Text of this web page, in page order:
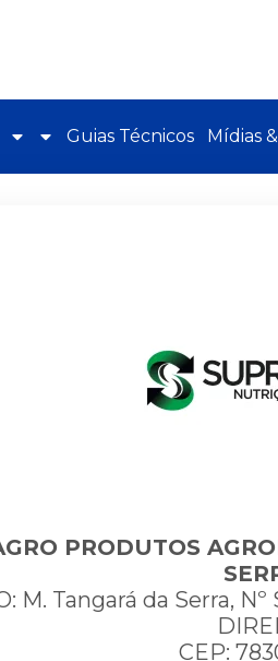
Guias Técnicos Mídias
PRODUTOS
M. Tangará da Serra,
CEP: